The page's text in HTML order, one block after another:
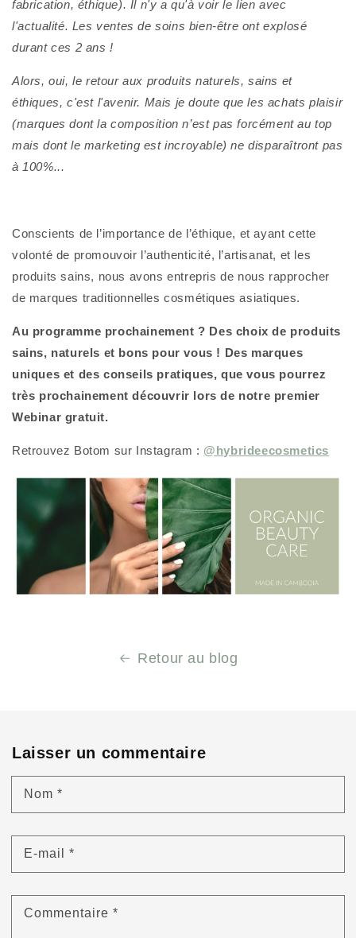
fabrication, éthique). Il n'y a qu'à voir le lien avec
l'actualité. Les ventes de soins bien-être ont explosé
durant ces 2 ans !
Alors, oui, le retour aux produits naturels, sains et
éthiques, c'est l'avenir. Mais je doute que les achats plaisir
(marques dont la composition n’est pas forcément au top
mais dont le marketing est incroyable) ne disparaîtront pas
à 100%...
Conscients de l’importance de l’éthique, et ayant cette
volonté de promouvoir l’authenticité, l’artisanat, et les
produits sains, nous avons entrepris de nous rapprocher
de marques traditionnelles cosmétiques asiatiques.
Au programme prochainement ? Des choix de produits
sains, naturels et bons pour vous ! Des marques
uniques et des conseils pratiques, que vous pourrez
très prochainement découvrir lors de notre premier
Webinar gratuit.
Retrouvez Botom sur Instagram : @hybrideecosmetics
Retour au blog
Laisser un commentaire
Nom *
E-mail *
Commentaire *